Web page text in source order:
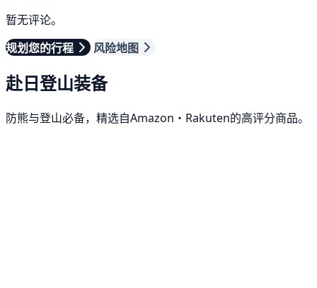
暂无评论。
规划您的行程
风险地图
赴日登山装备
防熊与登山必备，精选自Amazon・Rakuten的高评分商品。